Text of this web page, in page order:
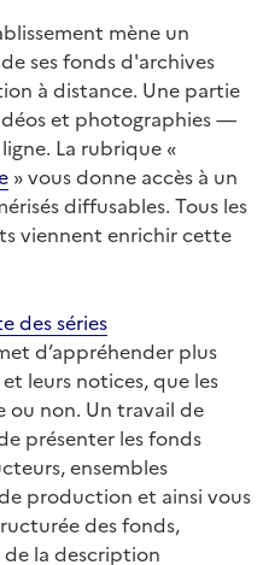
mène un
ses fonds d'archives
à distance. Une partie
et photographies —
La rubrique «
» vous donne accès à un
diffusables. Tous les
viennent enrichir cette
des séries
d’appréhender plus
leurs notices, que les
ou non. Un travail de
présenter les fonds
ensembles
production et ainsi vous
des fonds,
la description